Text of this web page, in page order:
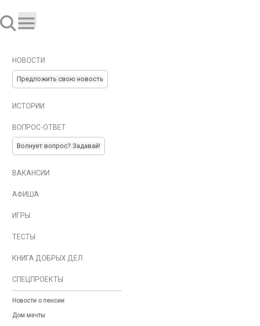
НОВОСТИ
Предложить свою новость
ИСТОРИИ
ВОПРОС-ОТВЕТ
Волнует вопрос? Задавай!
ВАКАНСИИ
АФИША
ИГРЫ
ТЕСТЫ
КНИГА ДОБРЫХ ДЕЛ
СПЕЦПРОЕКТЫ
Новости о пенсии
Дом мечты